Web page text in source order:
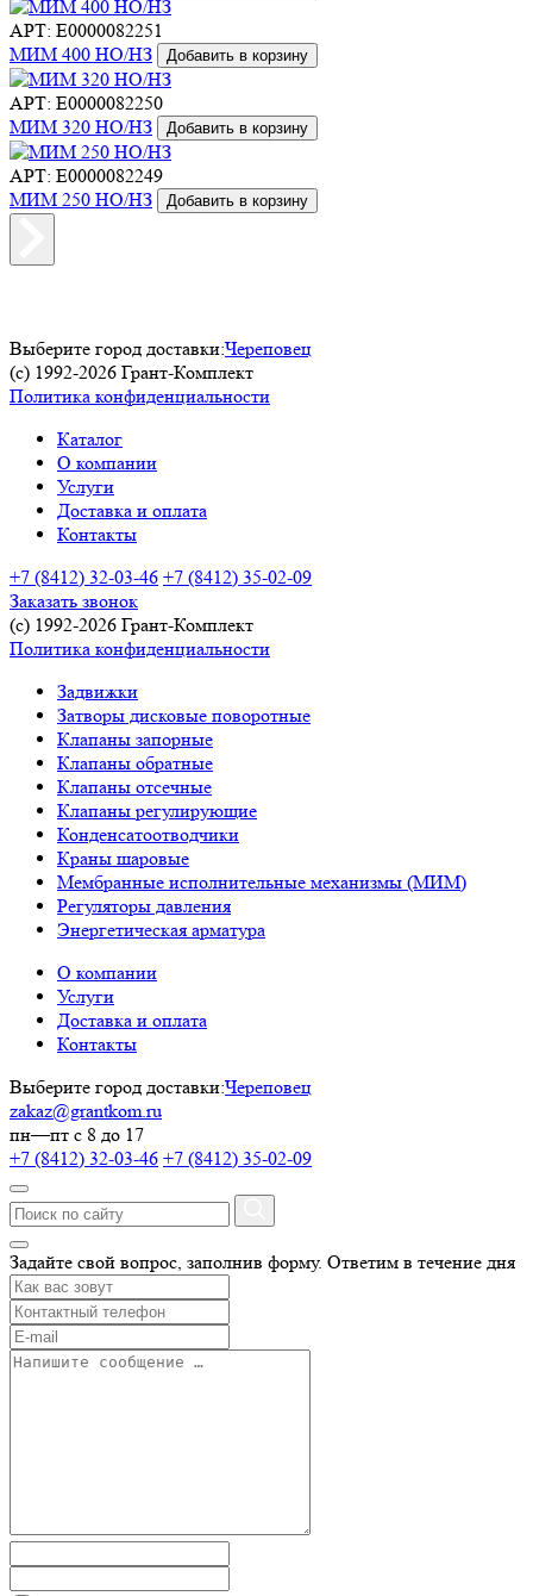
АРТ: E0000082251
МИМ 400 НО/НЗ
Добавить в корзину
АРТ: E0000082250
МИМ 320 НО/НЗ
Добавить в корзину
АРТ: E0000082249
МИМ 250 НО/НЗ
Добавить в корзину
Выберите город доставки:Череповец
(c) 1992-2026 Грант-Комплект
Политика конфиденциальности
Каталог
О компании
Услуги
Доставка и оплата
Контакты
+7 (8412) 32-03-46 +7 (8412) 35-02-09
Заказать звонок
(c) 1992-2026 Грант-Комплект
Политика конфиденциальности
Задвижки
Затворы дисковые поворотные
Клапаны запорные
Клапаны обратные
Клапаны отсечные
Клапаны регулирующие
Конденсатоотводчики
Краны шаровые
Мембранные исполнительные механизмы (МИМ)
Регуляторы давления
Энергетическая арматура
О компании
Услуги
Доставка и оплата
Контакты
Выберите город доставки:Череповец
zakaz@grantkom.ru
пн—пт с 8 до 17
+7 (8412) 32-03-46 +7 (8412) 35-02-09
Задайте свой вопрос, заполнив форму. Ответим в течение дня